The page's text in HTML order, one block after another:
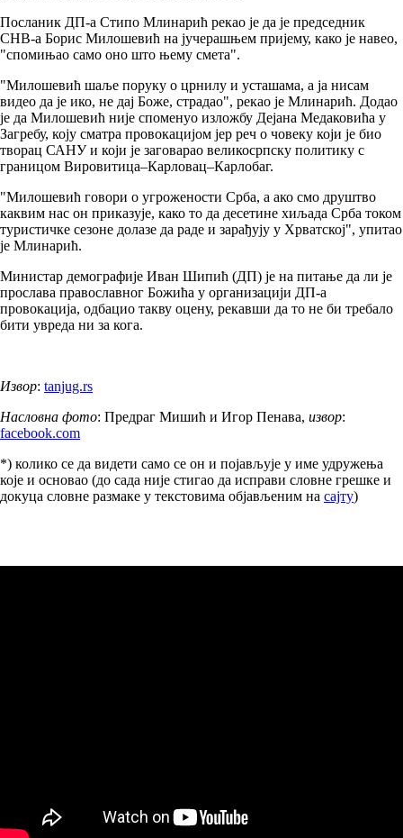
Посланик ДП-а Стипо Млинарић рекао је да је председник
СНВ-а Борис Милошевић на јучерашњем пријему, како је навео,
"спомињао само оно што њему смета".
"Милошевић шаље поруку о црнилу и усташама, а ја нисам
видео да је ико, не дај Боже, страдао", рекао је Млинарић. Додао
је да Милошевић није споменуо изложбу Дејана Медаковића у
Загребу, коју сматра провокацијом јер реч о човеку који је био
творац САНУ и који је заговарао великосрпску политику с
границом Вировитица–Карловац–Карлобаг.
"Милошевић говори о угрожености Срба, а ако смо друштво
каквим нас он приказује, како то да десетине хиљада Срба током
туристичке сезоне долазе да раде и зарађују у Хрватској", упитао
је Млинарић.
Министар демографије Иван Шипић (ДП) је на питање да ли је
прослава православног Божића у организацији ДП-а
провокација, одбацио такву оцену, рекавши да то не би требало
бити увреда ни за кога.
Извор: tanjug.rs
Насловна фото: Предраг Мишић и Игор Пенава, извор:
facebook.com
*) колико се да видети само се он и појављује у име удружења
које и основао (до сада није стигао да исправи словне грешке и
докуца словне размаке у текстовима објављеним на сајту)